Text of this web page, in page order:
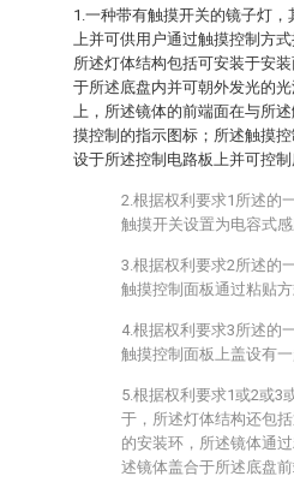
1.一种带有触摸开关的镜子灯
上并可供用户通过触摸控制方
所述灯体结构包括可安装于安
于所述底盘内并可朝外发光的
上，所述镜体的前端面在与所
摸控制的指示图标；所述触摸
设于所述控制电路板上并可控
2.根据权利要求1所述的
触摸开关设置为电容式感
3.根据权利要求2所述的
触摸控制面板通过粘贴
4.根据权利要求3所述的
触摸控制面板上盖设有
5.根据权利要求1或2或3
于，所述灯体结构还包
的安装环，所述镜体通
述镜体盖合于所述底盘前